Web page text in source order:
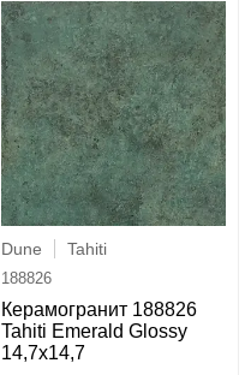
Dune Tahiti
188826
Керамогранит 188826
Tahiti Emerald Glossy
14,7x14,7